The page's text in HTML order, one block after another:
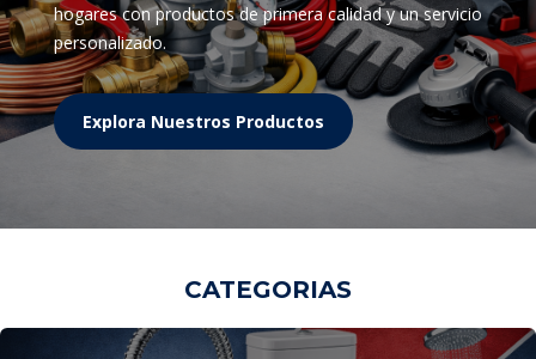
hogares con productos de primera calidad y un servicio
personalizado.
Explora Nuestros Productos
CATEGORIAS